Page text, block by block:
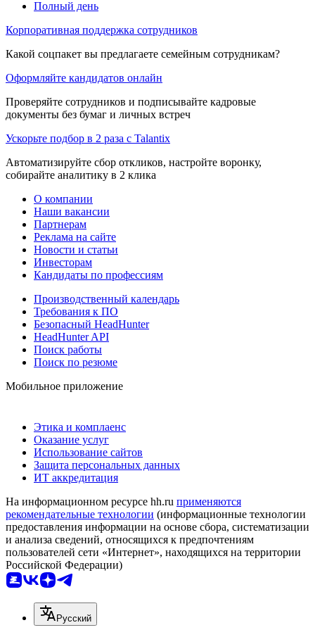
Полный день
Корпоративная поддержка сотрудников
Какой соцпакет вы предлагаете семейным сотрудникам?
Оформляйте кандидатов онлайн
Проверяйте сотрудников и подписывайте кадровые
документы без бумаг и личных встреч
Ускорьте подбор в 2 раза с Talantix
Автоматизируйте сбор откликов, настройте воронку,
собирайте аналитику в 2 клика
О компании
Наши вакансии
Партнерам
Реклама на сайте
Новости и статьи
Инвесторам
Кандидаты по профессиям
Производственный календарь
Требования к ПО
Безопасный HeadHunter
HeadHunter API
Поиск работы
Поиск по резюме
Мобильное приложение
Этика и комплаенс
Оказание услуг
Использование сайтов
Защита персональных данных
ИТ аккредитация
На информационном ресурсе hh.ru применяются
рекомендательные технологии (информационные технологии
предоставления информации на основе сбора, систематизации
и анализа сведений, относящихся к предпочтениям
пользователей сети «Интернет», находящихся на территории
Российской Федерации)
Русский